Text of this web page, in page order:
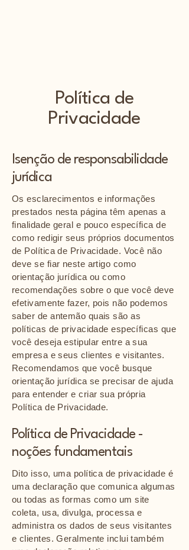
Política de
Privacidade
Isenção de responsabilidade
jurídica
Os esclarecimentos e informações
prestados nesta página têm apenas a
finalidade geral e pouco específica de
como redigir seus próprios documentos
de Política de Privacidade. Você não
deve se fiar neste artigo como
orientação jurídica ou como
recomendações sobre o que você deve
efetivamente fazer, pois não podemos
saber de antemão quais são as
políticas de privacidade específicas que
você deseja estipular entre a sua
empresa e seus clientes e visitantes.
Recomendamos que você busque
orientação jurídica se precisar de ajuda
para entender e criar sua própria
Política de Privacidade.
Política de Privacidade -
noções fundamentais
Dito isso, uma política de privacidade é
uma declaração que comunica algumas
ou todas as formas como um site
coleta, usa, divulga, processa e
administra os dados de seus visitantes
e clientes. Geralmente inclui também